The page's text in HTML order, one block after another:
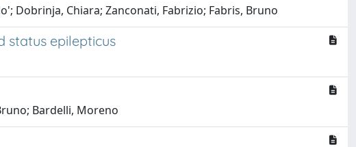
Dobrinja, Chiara; Zanconati, Fabrizio; Fabris, Bruno
status epilepticus
Bardelli, Moreno